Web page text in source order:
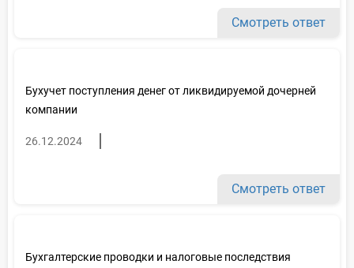
Смотреть ответ
Бухучет поступления денег от ликвидируемой дочерней
компании
26.12.2024
Смотреть ответ
Бухгалтерские проводки и налоговые последствия